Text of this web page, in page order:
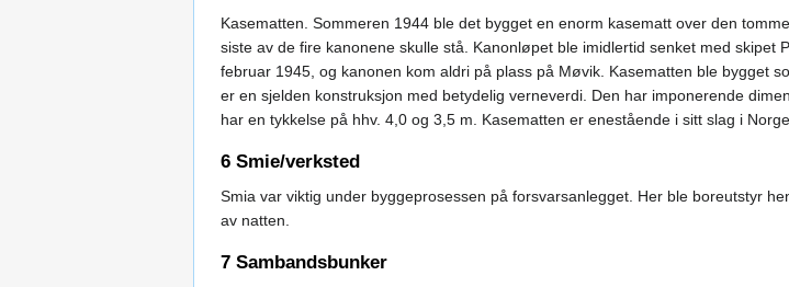
Kasematten. Sommeren 1944 ble det bygget en enorm kasematt over den
siste av de fire kanonene skulle stå. Kanonløpet ble imidlertid senket med skipet
februar 1945, og kanonen kom aldri på plass på Møvik. Kasematten ble bygget
er en sjelden konstruksjon med betydelig verneverdi. Den har imponerende
har en tykkelse på hhv. 4,0 og 3,5 m. Kasematten er enestående i sitt slag i
6 Smie/verksted
Smia var viktig under byggeprosessen på forsvarsanlegget. Her ble boreutstyr
av natten.
7 Sambandsbunker